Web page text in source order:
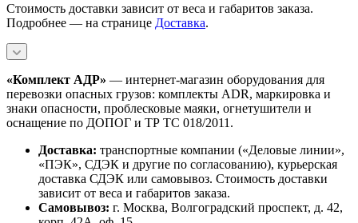
Стоимость доставки зависит от веса и габаритов заказа.
Подробнее — на странице Доставка.
«Комплект АДР» — интернет-магазин оборудования для
перевозки опасных грузов: комплекты ADR, маркировка и
знаки опасности, проблесковые маяки, огнетушители и
оснащение по ДОПОГ и ТР ТС 018/2011.
Доставка: транспортные компании («Деловые линии»,
«ПЭК», СДЭК и другие по согласованию), курьерская
доставка СДЭК или самовывоз. Стоимость доставки
зависит от веса и габаритов заказа.
Самовывоз: г. Москва, Волгоградский проспект, д. 42,